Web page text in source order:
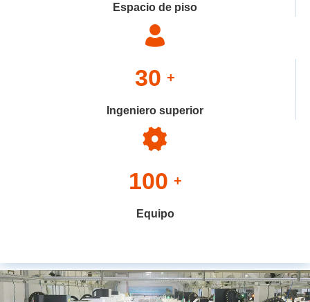
Espacio de piso
30 +
Ingeniero superior
100 +
Equipo